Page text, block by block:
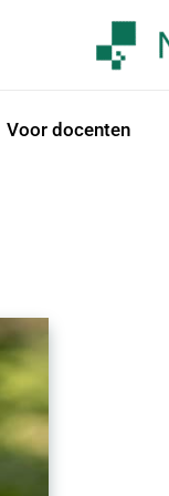
Voor docenten